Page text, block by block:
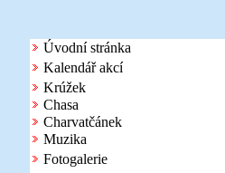
Úvodní stránka
Kalendář akcí
Krúžek
Chasa
Charvatčánek
Muzika
Fotogalerie